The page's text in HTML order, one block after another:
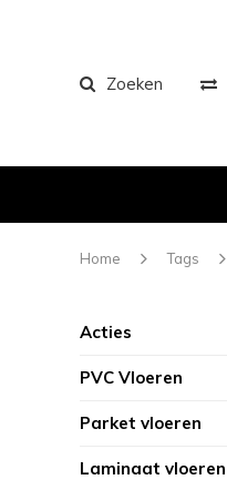
Zoeken
Home Tags
Acties
PVC Vloeren
Parket vloeren
Laminaat vloeren